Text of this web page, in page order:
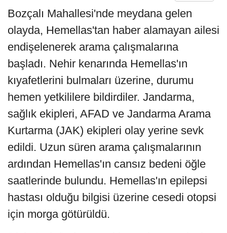
Bozçalı Mahallesi'nde meydana gelen
olayda, Hemellas'tan haber alamayan ailesi
endişelenerek arama çalışmalarına
başladı. Nehir kenarında Hemellas'ın
kıyafetlerini bulmaları üzerine, durumu
hemen yetkililere bildirdiler. Jandarma,
sağlık ekipleri, AFAD ve Jandarma Arama
Kurtarma (JAK) ekipleri olay yerine sevk
edildi. Uzun süren arama çalışmalarının
ardından Hemellas'ın cansız bedeni öğle
saatlerinde bulundu. Hemellas'ın epilepsi
hastası olduğu bilgisi üzerine cesedi otopsi
için morga götürüldü.